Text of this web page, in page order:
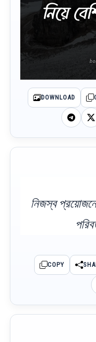
নিয়ে
DOWNLOAD
নিজস্ব
COPY